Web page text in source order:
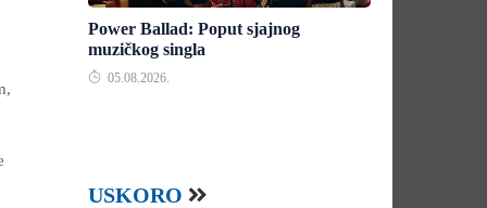
Power Ballad: Poput sjajnog
muzičkog singla
05.08.2026.
USKORO